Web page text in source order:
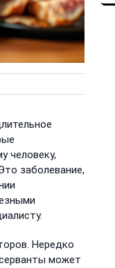
человеку,
заболевание,
Нередко
может